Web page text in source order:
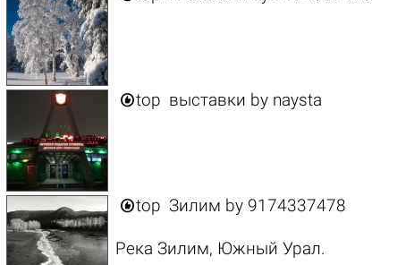
top выставки by naysta
top Зилим by 9174337478
Река Зилим, Южный Урал.